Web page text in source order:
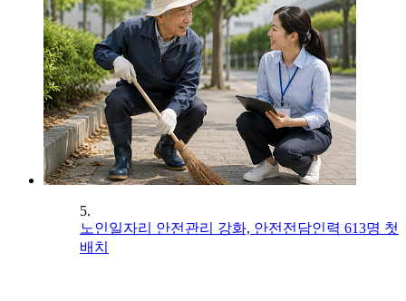
5.
노인일자리 안전관리 강화, 안전전담인력 613명 첫
배치